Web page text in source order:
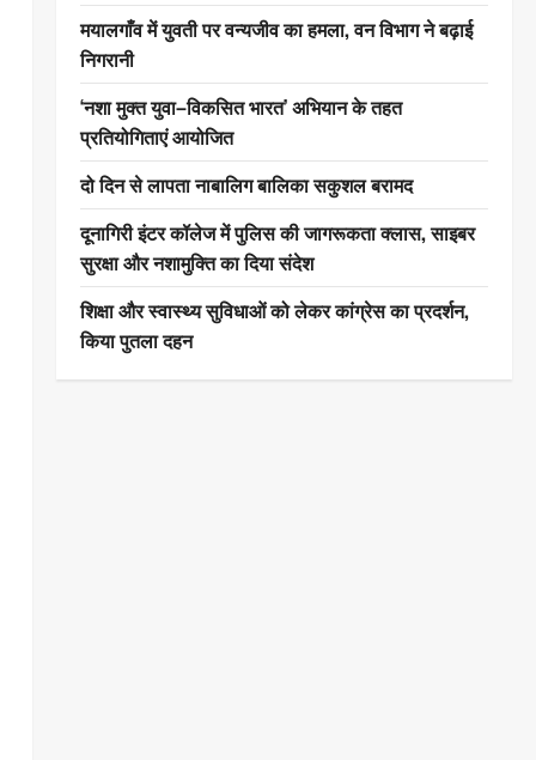
मयालगाँव में युवती पर वन्यजीव का हमला, वन विभाग ने बढ़ाई
निगरानी
‘नशा मुक्त युवा–विकसित भारत’ अभियान के तहत
प्रतियोगिताएं आयोजित
दो दिन से लापता नाबालिग बालिका सकुशल बरामद
दूनागिरी इंटर कॉलेज में पुलिस की जागरूकता क्लास, साइबर
सुरक्षा और नशामुक्ति का दिया संदेश
शिक्षा और स्वास्थ्य सुविधाओं को लेकर कांग्रेस का प्रदर्शन,
किया पुतला दहन